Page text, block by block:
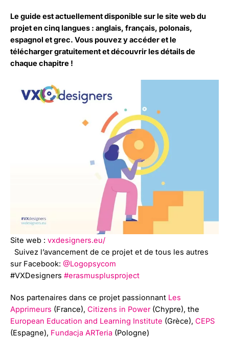
Le guide est actuellement disponible sur le site web du
projet en cinq langues : anglais, français, polonais,
espagnol et grec. Vous pouvez y accéder et le
télécharger gratuitement et découvrir les détails de
chaque chapitre !
Site web : vxdesigners.eu/
Suivez l’avancement de ce projet et de tous les autres
sur Facebook: @Logopsycom
#VXDesigners #erasmusplusproject
Nos partenaires dans ce projet passionnant Les
Apprimeurs (France), Citizens in Power(Chypre), the
European Education and Learning Institute (Grèce), CEPS
(Espagne), Fundacja ARTeria (Pologne)